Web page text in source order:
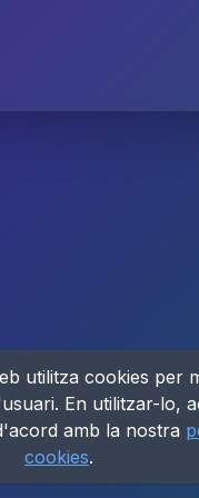
utilitza cookies per
En utilitzar-lo,
amb la nostra
cookies.